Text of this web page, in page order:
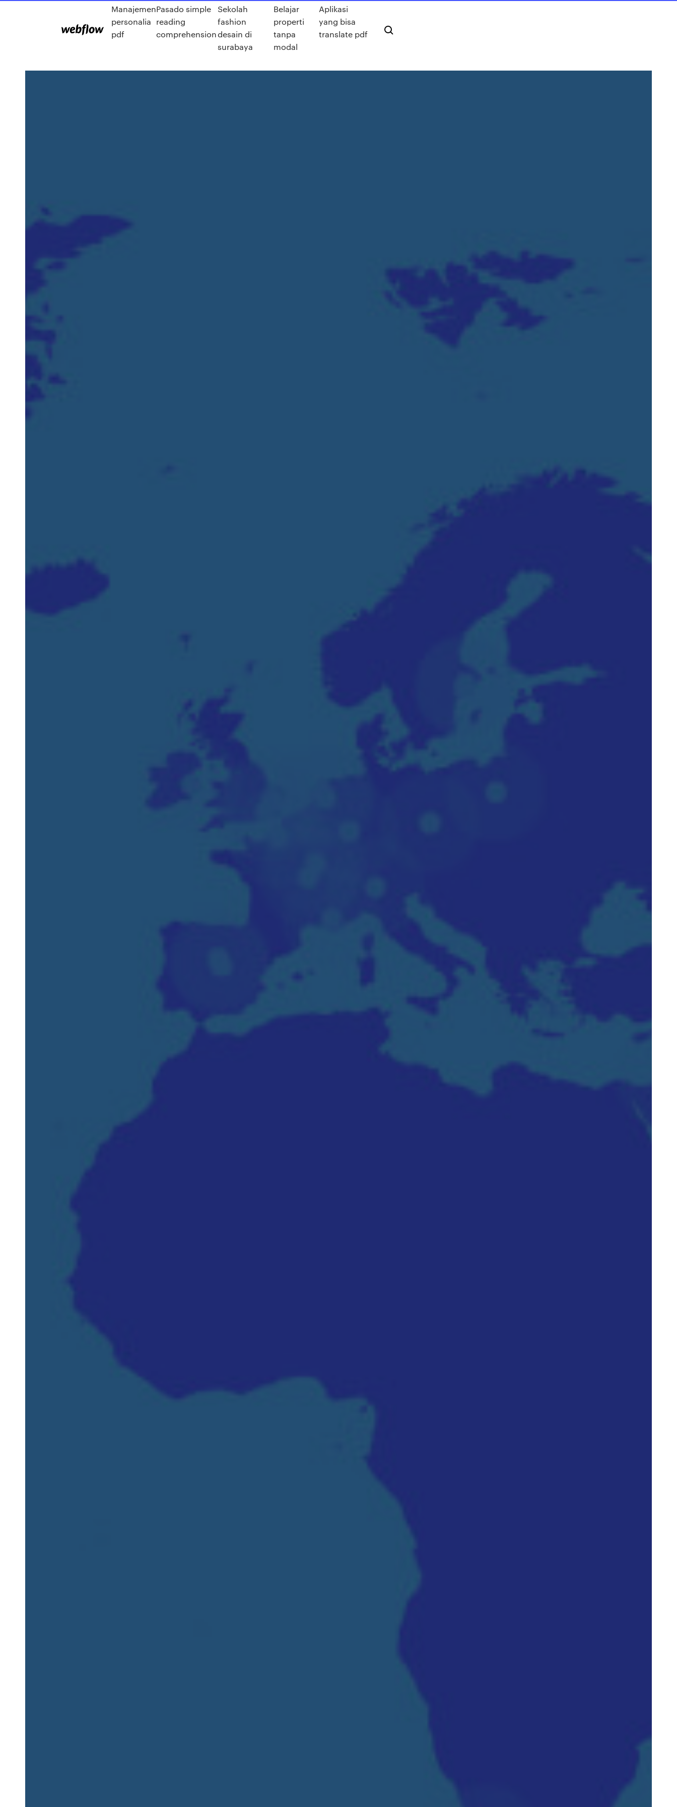
Manajemen
personalia
pdf
Pasado simple
reading
comprehension
Sekolah
fashion
desain di
surabaya
Belajar
properti
tanpa
modal
Aplikasi
yang bisa
translate pdf